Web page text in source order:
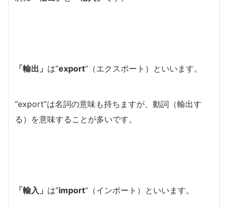
「輸出」 は”export“（エクスポート）といいます。
“export”は名詞の意味も持ちますが、動詞（輸出す
る）を意味することが多いです。
「輸入」 は”import“（インポート）といいます。